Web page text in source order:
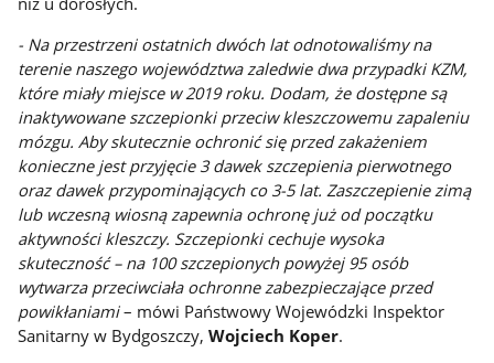
- Na przestrzeni ostatnich dwóch lat odnotowaliśmy na
terenie naszego województwa zaledwie dwa przypadki KZM,
które miały miejsce w 2019 roku. Dodam, że dostępne są
inaktywowane szczepionki przeciw kleszczowemu zapaleniu
mózgu. Aby skutecznie ochronić się przed zakażeniem
konieczne jest przyjęcie 3 dawek szczepienia pierwotnego
oraz dawek przypominających co 3-5 lat. Zaszczepienie zimą
lub wczesną wiosną zapewnia ochronę już od początku
aktywności kleszczy. Szczepionki cechuje wysoka
skuteczność – na 100 szczepionych powyżej 95 osób
wytwarza przeciwciała ochronne zabezpieczające przed
powikłaniami– mówi Państwowy Wojewódzki Inspektor
Sanitarny w Bydgoszczy,Wojciech Koper.